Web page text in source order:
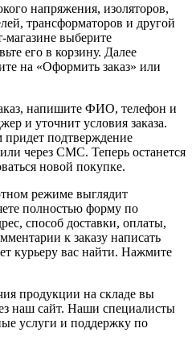
напряжения, изоляторов,
трансформаторов и другой
выберите
его в корзину. Далее
на «Оформить заказ» или
напишите ФИО, телефон и
и уточнит условия заказа.
придет подтверждение
через СМС. Теперь останется
новой покупке.
режиме выглядит
полностью форму по
способ доставки, оплаты,
к заказу написать
курьеру вас найти. Нажмите
продукции на складе вы
наш сайт. Наши специалисты
услуги и поддержку по